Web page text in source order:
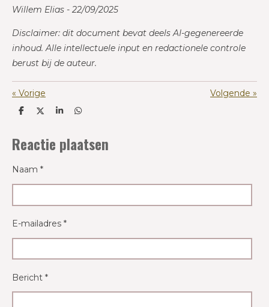
Willem Elias - 22/09/2025
Disclaimer: dit document bevat deels AI-gegenereerde
inhoud. Alle intellectuele input en redactionele controle
berust bij de auteur.
« Vorige Volgende »
D
n
D
S
e
D
n
Reactie plaatsen
Naam *
E-mailadres *
Bericht *